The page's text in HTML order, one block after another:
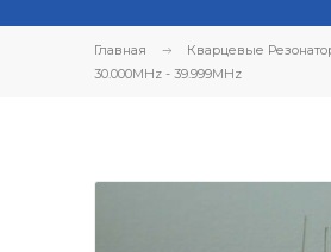
Главная
Кварцевые
30.000MHz - 39.999MHz